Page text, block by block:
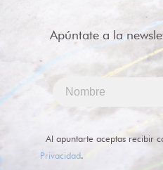
Apúntate a la
Al apuntarte aceptas recibir
Privacidad.